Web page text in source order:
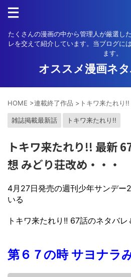
たくさんの漫画の中から管理人が厳選し
レを交えて紹介しています。当ブログに
ます。
オススメ漫画ネ
HOME >連載終了作品 > トキワ来たれり!!
雑誌掲載最新話 トキワ来たれり!!
トキワ来たれり!! 最新
想 みどり荘改め・・・
4月27日発売の週刊少年サンデー
いる
トキワ来たれり!! 67話のネタバレ
第６７の時 サヨナラ